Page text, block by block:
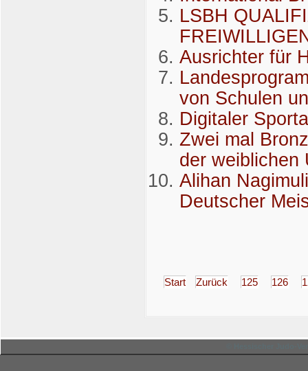
LSBH
Ausrichter für
von Schulen
Digitaler
Zwei mal
der weiblichen
Alihan
Deutscher
Start Zurück 125 126